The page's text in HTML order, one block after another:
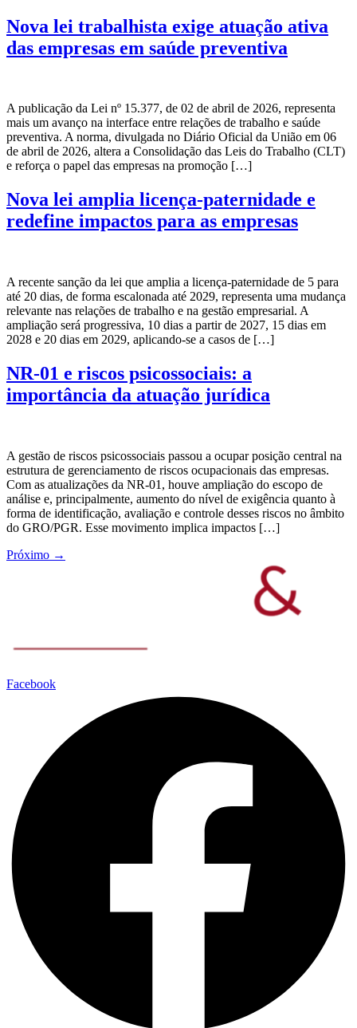
Nova lei trabalhista exige atuação ativa
das empresas em saúde preventiva
A publicação da Lei nº 15.377, de 02 de abril de 2026, representa
mais um avanço na interface entre relações de trabalho e saúde
preventiva. A norma, divulgada no Diário Oficial da União em 06
de abril de 2026, altera a Consolidação das Leis do Trabalho (CLT)
e reforça o papel das empresas na promoção […]
Nova lei amplia licença-paternidade e
redefine impactos para as empresas
A recente sanção da lei que amplia a licença-paternidade de 5 para
até 20 dias, de forma escalonada até 2029, representa uma mudança
relevante nas relações de trabalho e na gestão empresarial. A
ampliação será progressiva, 10 dias a partir de 2027, 15 dias em
2028 e 20 dias em 2029, aplicando-se a casos de […]
NR-01 e riscos psicossociais: a
importância da atuação jurídica
A gestão de riscos psicossociais passou a ocupar posição central na
estrutura de gerenciamento de riscos ocupacionais das empresas.
Com as atualizações da NR-01, houve ampliação do escopo de
análise e, principalmente, aumento do nível de exigência quanto à
forma de identificação, avaliação e controle desses riscos no âmbito
do GRO/PGR. Esse movimento implica impactos […]
Próximo →
Facebook